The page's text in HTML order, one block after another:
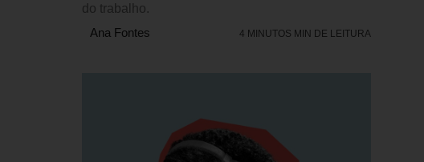
do trabalho.
Ana Fontes
4 MINUTOS MIN DE LEITURA